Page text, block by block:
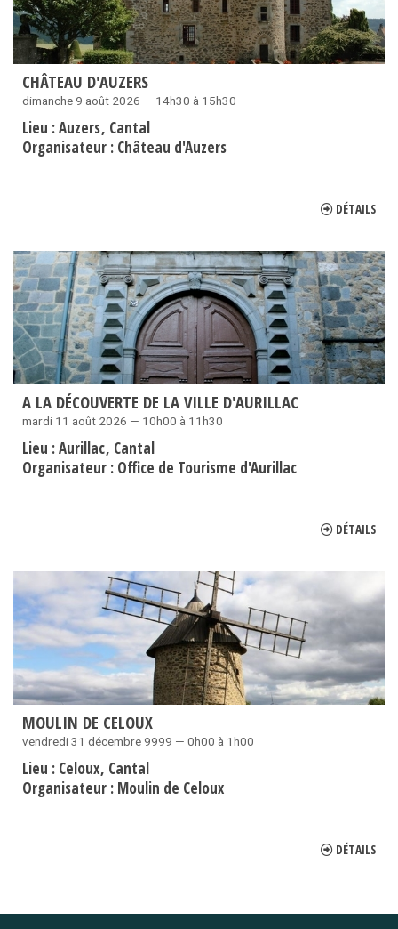
CHÂTEAU D'AUZERS
dimanche 9 août 2026 — 14h30 à 15h30
Lieu :Auzers Cantal
Organisateur : Château d'Auzers
DÉTAILS
A LA DÉCOUVERTE DE LA VILLE D'AURILLAC
mardi 11 août 2026 — 10h00 à 11h30
Lieu :Aurillac Cantal
Organisateur : Office de Tourisme d'Aurillac
DÉTAILS
MOULIN DE CELOUX
vendredi 31 décembre 9999 — 0h00 à 1h00
Lieu : Celoux Cantal
Organisateur : Moulin de Celoux
DÉTAILS